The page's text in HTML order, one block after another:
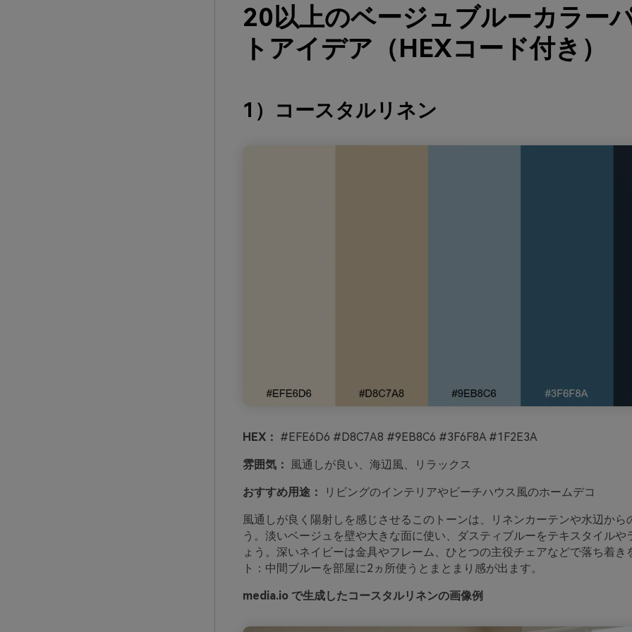
20以上のベージュブルーカラー
トアイデア（HEXコード付き）
1）コースタルリネン
HEX： #EFE6D6 #D8C7A8 #9EB8C6 #3F6F8A #1F2E3A
雰囲気： 風通しが良い、海辺風、リラックス
おすすめ用途： リビングのインテリアやビーチハウス風のホームデコ
風通しが良く陽射しを感じさせるこのトーンは、リネンカーテンや水辺から
う。淡いベージュを壁や大きな面に使い、ダスティブルーをテキスタイルや
ょう。深いネイビーは金具やフレーム、ひとつの主役チェアなどで落ち着き
ト：中間ブルーを部屋に2ヵ所使うとまとまり感が出ます。
media.io で生成したコースタルリネンの画像例